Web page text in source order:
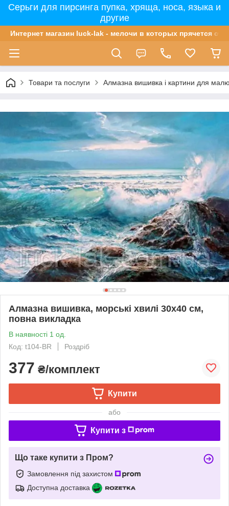
Серьги для пирсинга пупка, хряща, носа, языка и
другие
Интернет магазин luck-lak - мелочи в которых прячется
Товари та послуги Алмазна вишивка і картини для
Алмазна вишивка, морські хвилі 30х40 см,
повна викладка
В наявності 1 од.
Код: t104-BR
Роздріб
377 ₴/комплект
Купити
або
Купити з
Що таке купити з Пром?
Замовлення під захистом
Доступна доставка